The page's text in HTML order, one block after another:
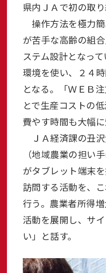
県内ＪＡで初の取り
操作方法を極力
が苦手な高齢の組
ステム設計となっ
環境を使い、２４
となる。「ＷＥＢ
とで生産コストの
費やす時間も大幅に
ＪＡ経済課の丑
（地域農業の担い
がタブレット端末
訪問する活動を、
行う。農業者所得
活動を展開し、サ
い」と話す。